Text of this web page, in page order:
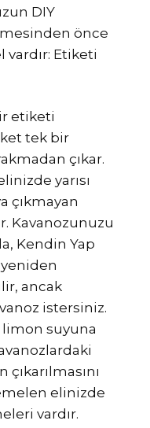
DIY
önce
vardır: Etiketi
etiketi
tek bir
çıkar.
yarısı
çıkmayan
Kavanozunuzu
Kendin Yap
ancak
istersiniz.
limon suyuna
çıkarılmasını
elinizde
vardır.